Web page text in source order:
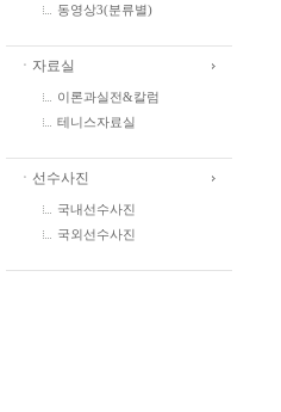
동영상3(분류별)
ㆍ자료실
이론과실전&칼럼
테니스자료실
ㆍ선수사진
국내선수사진
국외선수사진